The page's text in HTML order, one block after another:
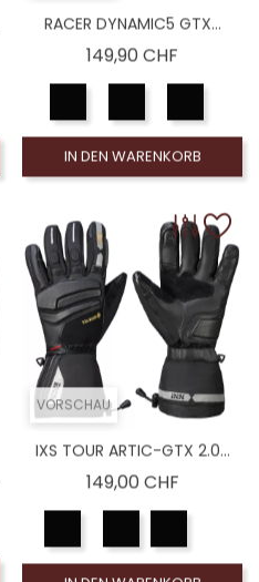
RACER DYNAMIC5 GTX...
149,90 CHF
IN DEN WARENKORB
VORSCHAU
IXS TOUR ARTIC-GTX 2.0...
149,00 CHFPreis